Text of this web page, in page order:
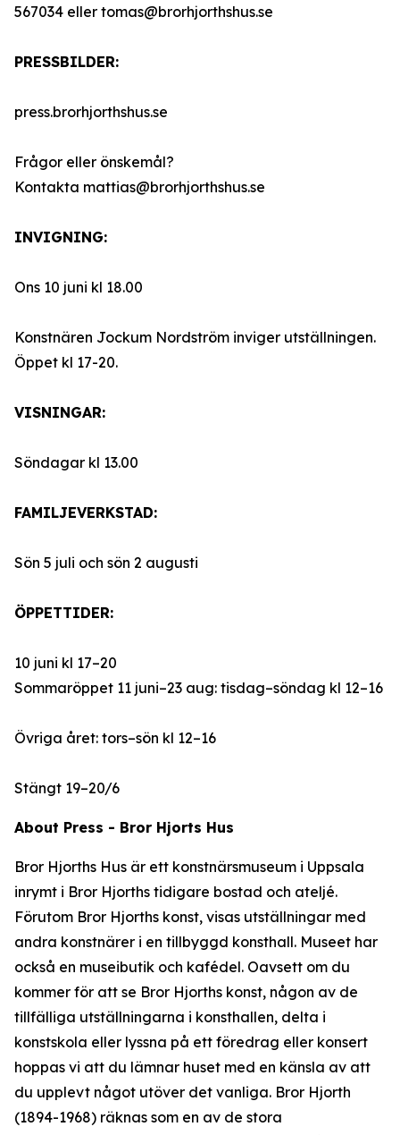
567034 eller tomas@brorhjorthshus.se
PRESSBILDER:
press.brorhjorthshus.se
Frågor eller önskemål?
Kontakta mattias@brorhjorthshus.se
INVIGNING:
Ons 10 juni kl 18.00
Konstnären Jockum Nordström inviger utställningen.
Öppet kl 17-20.
VISNINGAR:
Söndagar kl 13.00
FAMILJEVERKSTAD:
Sön 5 juli och sön 2 augusti
ÖPPETTIDER:
10 juni kl 17–20
Sommaröppet 11 juni–23 aug: tisdag–söndag kl 12–16
Övriga året: tors–sön kl 12–16
Stängt 19–20/6
About Press - Bror Hjorts Hus
Bror Hjorths Hus är ett konstnärsmuseum i Uppsala
inrymt i Bror Hjorths tidigare bostad och ateljé.
Förutom Bror Hjorths konst, visas utställningar med
andra konstnärer i en tillbyggd konsthall. Museet har
också en museibutik och kafédel. Oavsett om du
kommer för att se Bror Hjorths konst, någon av de
tillfälliga utställningarna i konsthallen, delta i
konstskola eller lyssna på ett föredrag eller konsert
hoppas vi att du lämnar huset med en känsla av att
du upplevt något utöver det vanliga. Bror Hjorth
(1894-1968) räknas som en av de stora